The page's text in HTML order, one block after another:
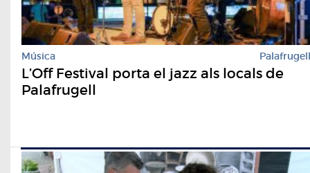
Música Palafrugell
L’Off Festival porta el jazz als locals de
Palafrugell